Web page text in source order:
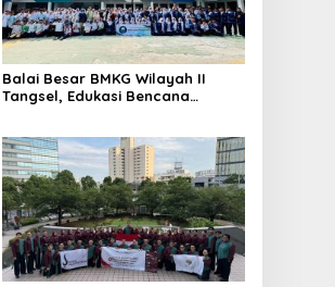
Balai Besar BMKG Wilayah II
Tangsel, Edukasi Bencana